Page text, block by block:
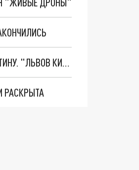
НОВОЕ МАСШТАБНЕЙШЕЕ НАСТУПЛЕНИЕ. ТРИ УЛЬТИМАТУМА ЗЕЛЕНСКОГО ПУТИНУ. "ЛЬВОВ КИМА" ПОСТАВЯТ НА ПВО? ГЛОБАЛЬНЫЙ ПРОРЫВ ПОД ЗАПОРОЖЬЕМ
РАСКРЫТА